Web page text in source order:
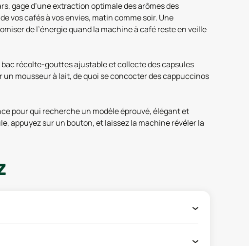
gage d’une extraction optimale des arômes des
vos cafés à vos envies, matin comme soir. Une
de l’énergie quand la machine à café reste en veille
bac récolte-gouttes ajustable et collecte des capsules
mousseur à lait, de quoi se concocter des cappuccinos
pour qui recherche un modèle éprouvé, élégant et
appuyez sur un bouton, et laissez la machine révéler la